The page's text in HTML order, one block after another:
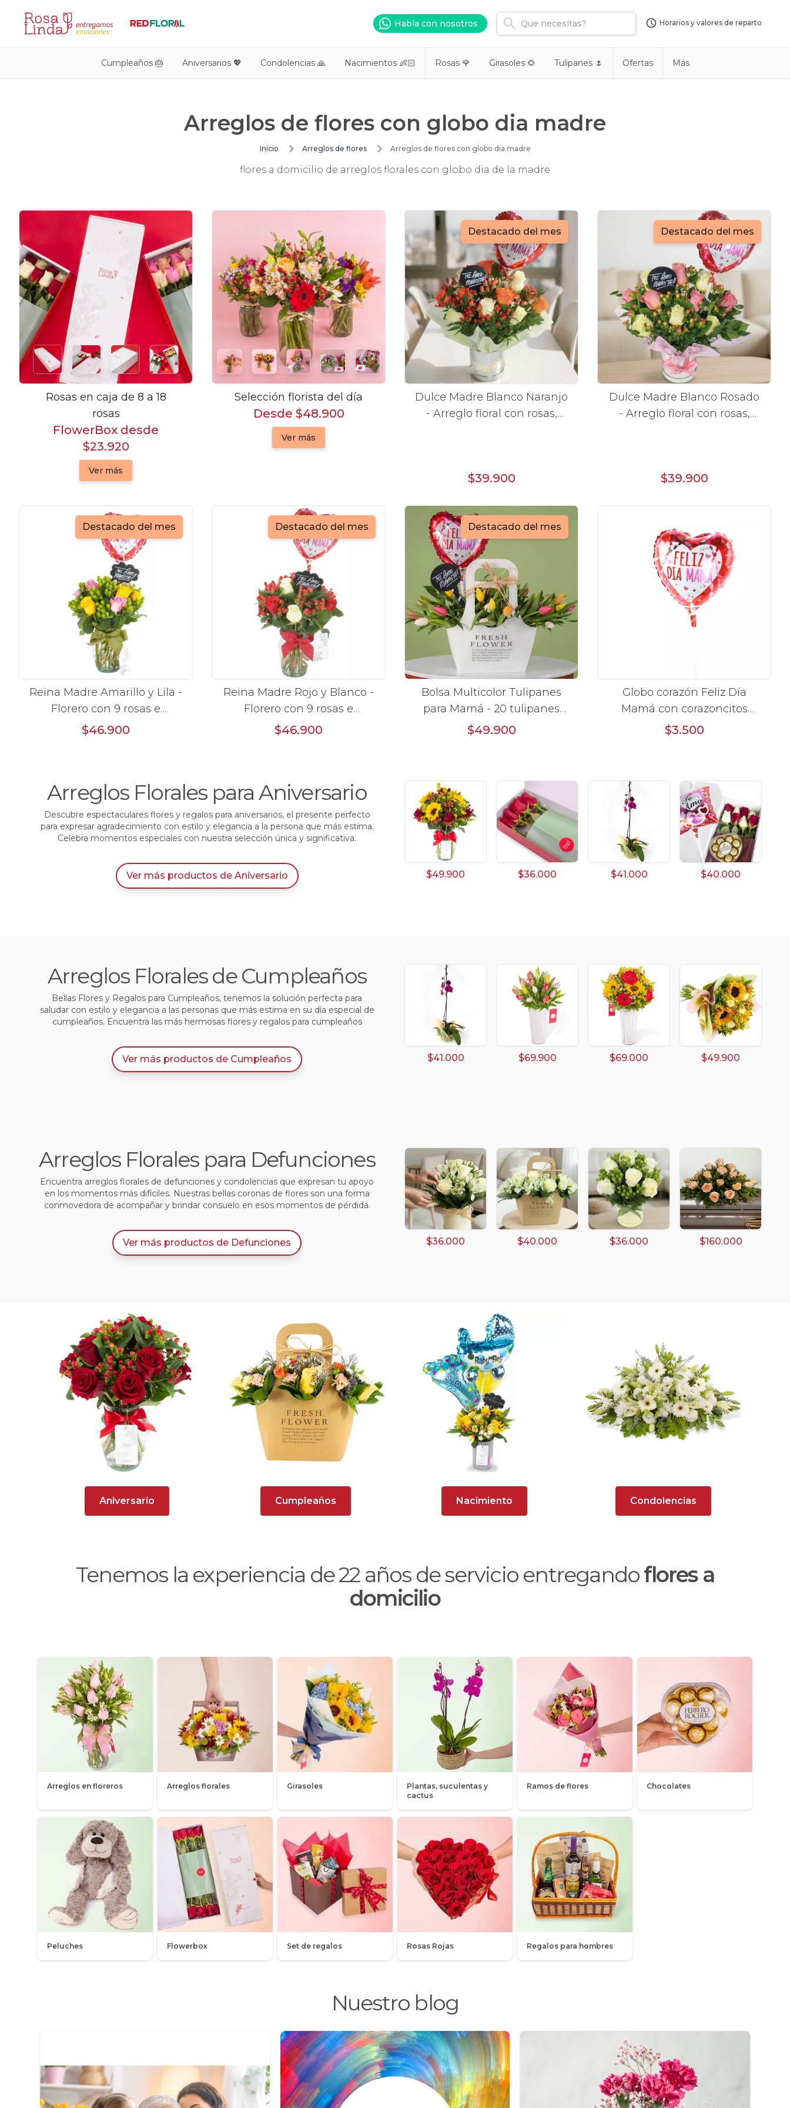
Habla con nosotros Horarios y valores de reparto
Cumpleaños 🎂 Aniversarios 💖 Condolencias 🙏 Nacimientos 👶🏻 Rosas 🌹 Girasoles 🌻 Tulipanes 🌷 Ofertas Más
Arreglos de flores con globo dia madre
Inicio Arreglos de flores Arreglos de flores con globo dia madre
flores a domicilio de arreglos florales con globo dia de la madre
Rosas en caja de 8 a 18
rosas
FlowerBox desde
$23.920
Ver más
Selección florista del día
Desde $48.900
Ver más
Destacado del mes
Dulce Madre Blanco Naranjo
- Arreglo floral con rosas,
$39.900
Destacado del mes
Dulce Madre Blanco Rosado
- Arreglo floral con rosas,
$39.900
Destacado del mes
Reina Madre Amarillo y Lila -
Florero con 9 rosas e
hypericum, globo y pizarra
$46.900
Destacado del mes
Reina Madre Rojo y Blanco -
Florero con 9 rosas e
hypericum, globo y pizarra
$46.900
Destacado del mes
Bolsa Multicolor Tulipanes
para Mamá - 20 tulipanes
multicolor en Fresh Flower
$49.900
Globo corazón Feliz Día
Mamá con corazoncitos
20cm
$3.500
Arreglos Florales para Aniversario
Descubre espectaculares flores y regalos para aniversarios, el presente perfecto
para expresar agradecimiento con estilo y elegancia a la persona que más estima.
Celebra momentos especiales con nuestra selección única y significativa.
Ver más productos de Aniversario $49.900 $36.000 $41.000 $40.000
Arreglos Florales de Cumpleaños
Bellas Flores y Regalos para Cumpleaños, tenemos la solución perfecta para
saludar con estilo y elegancia a las personas que más estima en su día especial de
cumpleaños. Encuentra las más hermosas flores y regalos para cumpleaños
Ver más productos de Cumpleaños $41.000 $69.900 $69.000 $49.900
Arreglos Florales para Defunciones
Encuentra arreglos florales de defunciones y condolencias que expresan tu apoyo
en los momentos más difíciles. Nuestras bellas coronas de flores son una forma
conmovedora de acompañar y brindar consuelo en esos momentos de pérdida.
Ver más productos de Defunciones $36.000 $40.000 $36.000 $160.000
Aniversario Cumpleaños Nacimiento Condolencias
Tenemos la experiencia de22años de servicio entregandoflores a
domicilio
Arreglos en floreros Arreglos florales Girasoles
Plantas, suculentas y
cactus
Ramos de flores Chocolates
Peluches Flowerbox Set de regalos Rosas Rojas Regalos para hombres
Nuestro blog